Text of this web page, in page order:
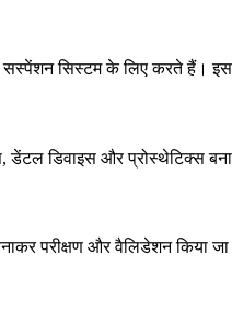
सिस्टम के लिए करते हैं।
डिवाइस और प्रोस्थेटिक्स
से बनाकर परीक्षण और वैलिडेशन